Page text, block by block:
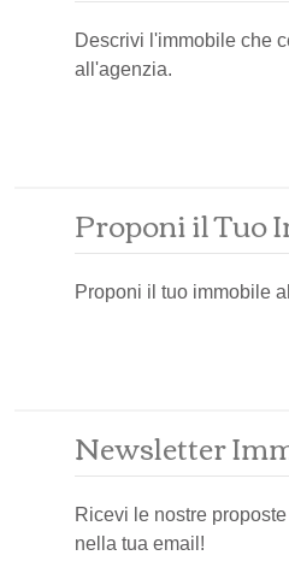
Descrivi l'immobile che
all'agenzia.
Proponi il Tuo
Proponi il tuo immobile
Newsletter
Ricevi le nostre
nella tua email!